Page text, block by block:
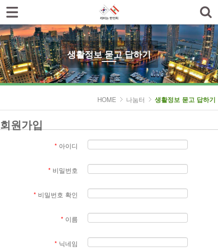
생활정보 묻고 답하기
HOME 나눔터 생활정보 묻고 답하기
회원가입
* 아이디
* 비밀번호
* 비밀번호 확인
* 이름
* 닉네임
로그인
한인회소개
공지사항
한글학교
- 생활정보 묻고 답하기
- 레바논여행 묻고 답하기